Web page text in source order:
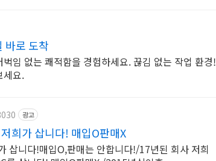
바로 도착
임 없는 쾌적함을 경험하세요. 끊김 없는 작업 환경!
세요.
광고
희가 삽니다! 매입O판매X
니다!매입O,판매는 안합니다!/17년된 회사 저희